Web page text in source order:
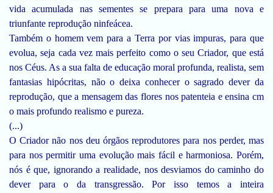
vida acumulada nas sementes se prepara para uma nova e
triunfante reprodução ninfeácea.
Também o homem vem para a Terra por vias impuras, para que
evolua, seja cada vez mais perfeito como o seu Criador, que está
nos Céus. As a sua falta de educação moral profunda, realista, sem
fantasias hipócritas, não o deixa conhecer o sagrado dever da
reprodução, que a mensagem das flores nos patenteia e ensina cm
o mais profundo realismo e pureza.
(...)
O Criador não nos deu órgãos reprodutores para nos perder, mas
para nos permitir uma evolução mais fácil e harmoniosa. Porém,
nós é que, ignorando a realidade, nos desviamos do caminho do
dever para o da transgressão. Por isso temos a inteira